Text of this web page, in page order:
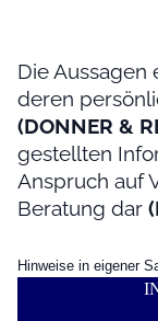
Die Aussagen
deren
(DONNER &
gestellten
Anspruch auf
Beratung dar
Hinweise in eigener